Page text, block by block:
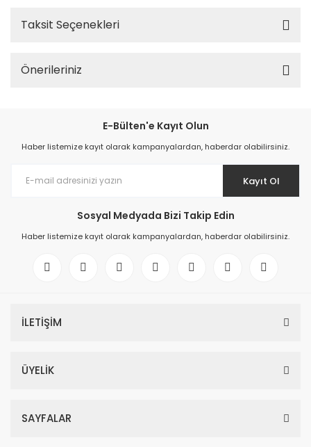
Taksit Seçenekleri
Önerileriniz
E-Bülten'e Kayıt Olun
Haber listemize kayıt olarak kampanyalardan, haberdar olabilirsiniz.
Kayıt Ol
Sosyal Medyada Bizi Takip Edin
Haber listemize kayıt olarak kampanyalardan, haberdar olabilirsiniz.
İLETİŞİM
ÜYELİK
SAYFALAR